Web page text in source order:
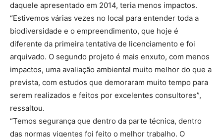
daquele apresentado em 2014, teria menos impactos.
“Estivemos várias vezes no local para entender toda a
biodiversidade e o empreendimento, que hoje é
diferente da primeira tentativa de licenciamento e foi
arquivado. O segundo projeto é mais enxuto, com menos
impactos, uma avaliação ambiental muito melhor do que a
prevista, com estudos que demoraram muito tempo para
serem realizados e feitos por excelentes consultores”,
ressaltou.
“Temos segurança que dentro da parte técnica, dentro
das normas vigentes foi feito o melhor trabalho. O